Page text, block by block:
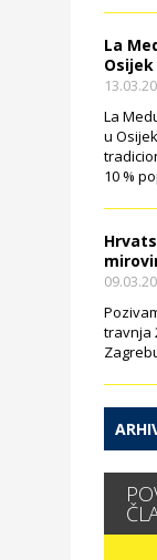
La
Osijek
La
u
10 %
travnja